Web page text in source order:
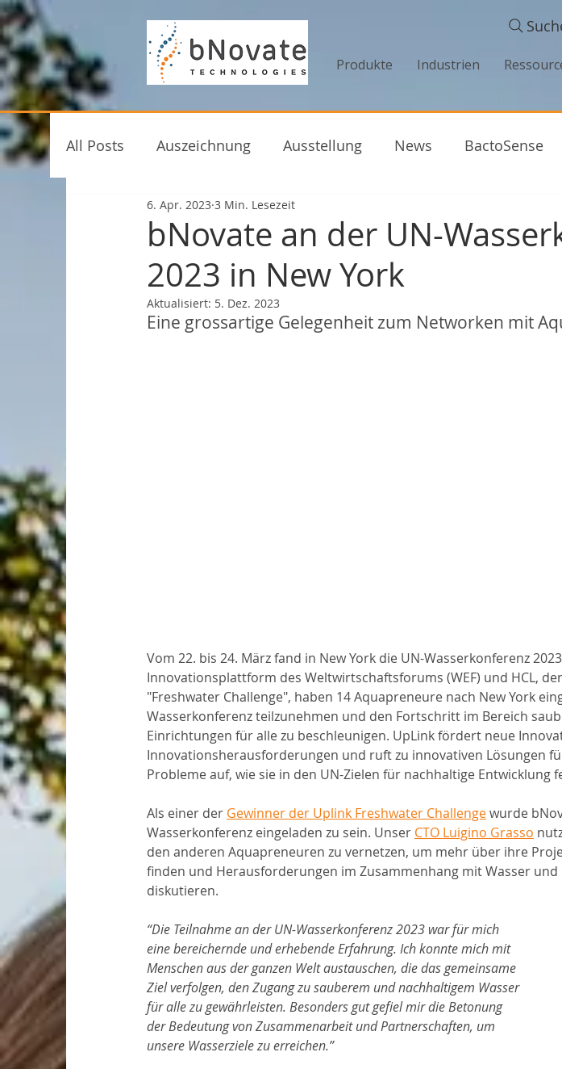
Produkte Industrien
All Posts Auszeichnung Ausstellung News BactoSense
Veranstaltungen Webinar
bNovate an der UN-
2023 in New York
6. Apr. 2023 3 Min. Lesezeit
Aktualisiert: 5. Dez. 2023
Eine grossartige Gelegenheit zum Networken mit
Vom 22. bis 24. März fand in New York die UN-Wasserkonferenz
Innovationsplattform des Weltwirtschaftsforums (WEF) und HCL,
"Freshwater Challenge", haben 14 Aquapreneure nach New York
Wasserkonferenz teilzunehmen und den Fortschritt im Bereich
Einrichtungen für alle zu beschleunigen. UpLink fördert neue
Innovationsherausforderungen und ruft zu innovativen Lösungen
Probleme auf, wie sie in den UN-Zielen für nachhaltige Entwicklung
Als einer der Gewinner der Uplink Freshwater Challenge wurde
Wasserkonferenz eingeladen zu sein. Unser CTO Luigino Grasso
den anderen Aquapreneuren zu vernetzen, um mehr über ihre
finden und Herausforderungen im Zusammenhang mit Wasser
diskutieren.
“Die Teilnahme an der UN-Wasserkonferenz 2023 war für mich
eine bereichernde und erhebende Erfahrung. Ich konnte mich mit
Menschen aus der ganzen Welt austauschen, die das gemeinsame
Ziel verfolgen, den Zugang zu sauberem und nachhaltigem Wasser
für alle zu gewährleisten. Besonders gut gefiel mir die Betonung
der Bedeutung von Zusammenarbeit und Partnerschaften, um
unsere Wasserziele zu erreichen.”